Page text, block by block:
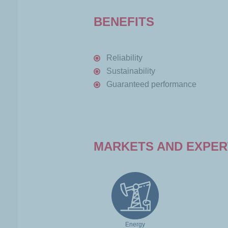
BENEFITS
Reliability
Sustainability
Guaranteed performance
MARKETS AND
Energy